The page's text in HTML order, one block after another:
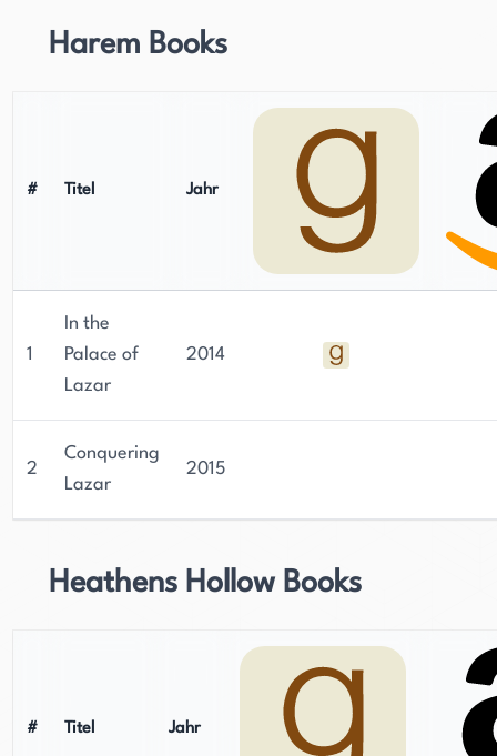
Harem Books
# Titel Jahr
1
In the
Palace of
Lazar
2014
2
Conquering
Lazar
2015
Heathens Hollow Books
# Titel Jahr